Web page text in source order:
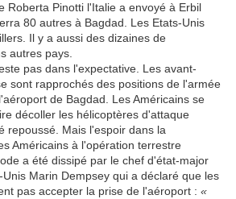
Roberta Pinotti l'Italie a envoyé à Erbil
80 autres à Bagdad. Les Etats-Unis
Il y a aussi des dizaines de
autres pays.
pas dans l'expectative. Les avant-
sont rapprochés des positions de l'armée
de Bagdad. Les Américains se
décoller les hélicoptères d'attaque
repoussé. Mais l'espoir dans la
Américains à l'opération terrestre
a été dissipé par le chef d'état-major
Marin Dempsey qui a déclaré que les
pas accepter la prise de l'aéroport : «